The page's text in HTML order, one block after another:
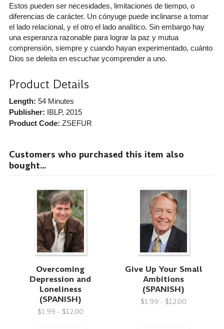
Estos pueden ser necesidades, limitaciones de tiempo, o
diferencias de carácter. Un cónyuge puede inclinarse a tomar
el lado relacional, y el otro el lado analítico. Sin embargo hay
una esperanza razonable para lograr la paz y mutua
comprensión, siempre y cuando hayan experimentado, cuánto
Dios se deleita en escuchar ycomprender a uno.
Product Details
Length: 54 Minutes
Publisher: IBLP, 2015
Product Code: ZSEFUR
Customers who purchased this item also
bought...
Overcoming
Depression and
Loneliness
(SPANISH)
$1.99 - $12.00
Give Up Your Small
Ambitions
(SPANISH)
$1.99 - $12.00